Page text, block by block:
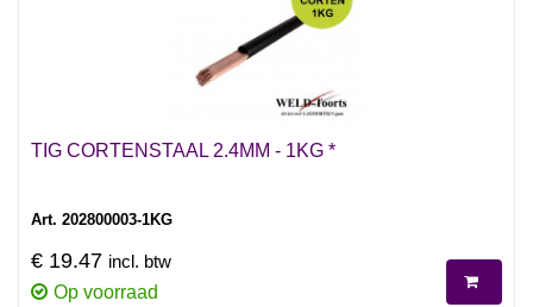
TIG CORTENSTAAL 2.4MM - 1KG *
Art. 202800003-1KG
€ 19.47 incl. btw
Op voorraad